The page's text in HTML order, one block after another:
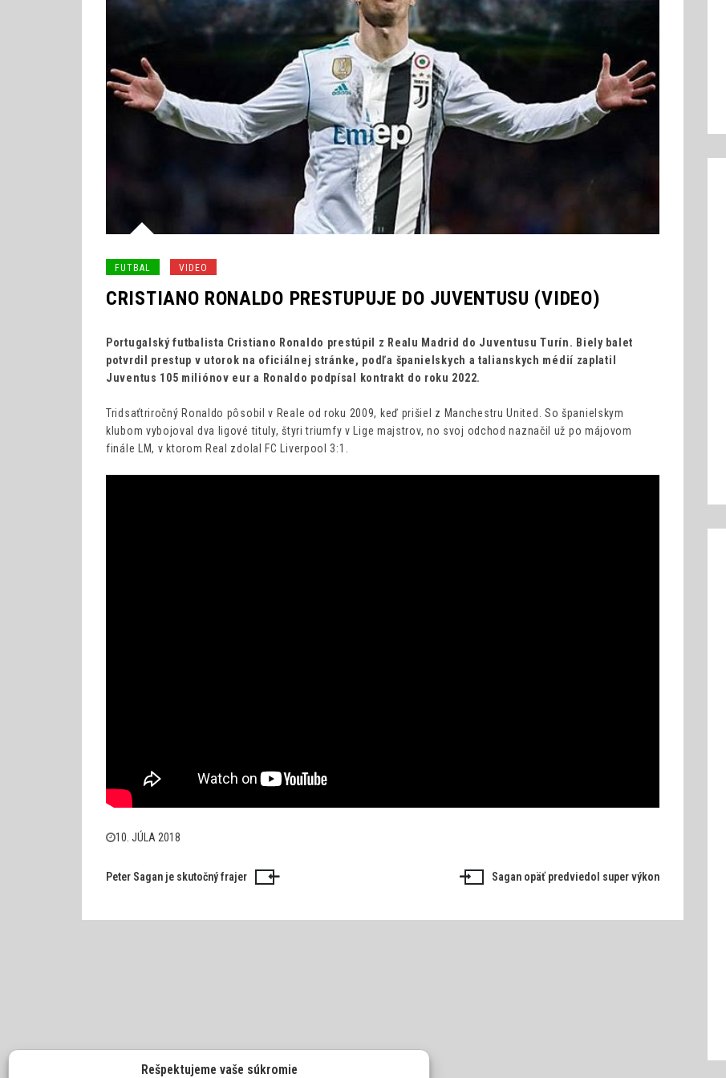
Rešpektujeme vaše súkromie
FUTBAL VIDEO
CRISTIANO RONALDO PRESTUPUJE DO JUVENTUSU (VIDEO)
Portugalský futbalista Cristiano Ronaldo prestúpil z Realu Madrid do Juventusu Turín. Biely balet
potvrdil prestup v utorok na oficiálnej stránke, podľa španielskych a talianskych médií zaplatil
Juventus 105 miliónov eur a Ronaldo podpísal kontrakt do roku 2022.
Tridsaťtriročný Ronaldo pôsobil v Reale od roku 2009, keď prišiel z Manchestru United. So španielskym
klubom vybojoval dva ligové tituly, štyri triumfy v Lige majstrov, no svoj odchod naznačil už po májovom
finále LM, v ktorom Real zdolal FC Liverpool 3:1.
10. JÚLA 2018
Navigácia
Peter Sagan je skutočný frajer Sagan opäť predviedol super výkon